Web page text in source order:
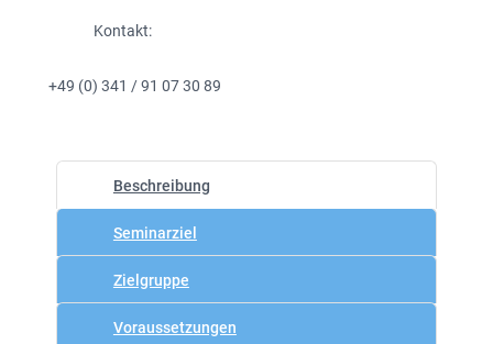
Kontakt:
+49 (0) 341 / 91 07 30 89
Beschreibung
Seminarziel
Zielgruppe
Voraussetzungen